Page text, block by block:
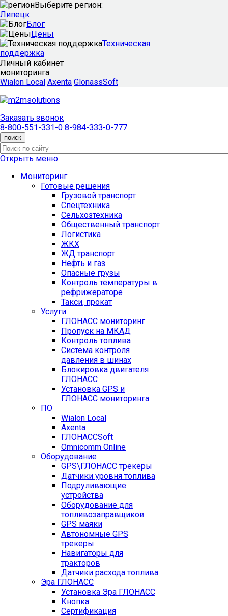
Выберите регион:
Липецк
Блог
Цены
Техническая
поддержка
Личный кабинет
мониторинга
Wialon Local Axenta GlonassSoft
Заказать звонок
8-800-551-331-0 8-984-333-0-777
поиск
Открыть меню
Мониторинг
Готовые решения
Грузовой транспорт
Спецтехника
Сельхозтехника
Общественный транспорт
Логистика
ЖКХ
ЖД транспорт
Нефть и газ
Опасные грузы
Контроль температуры в
рефрижераторе
Такси, прокат
Услуги
ГЛОНАСС мониторинг
Пропуск на МКАД
Контроль топлива
Система контроля
давления в шинах
Блокировка двигателя
ГЛОНАСС
Установка GPS и
ГЛОНАСС мониторинга
ПО
Wialon Local
Axenta
ГЛОНАССSoft
Оmnicomm Оnline
Оборудование
GPS\ГЛОНАСС трекеры
Датчики уровня топлива
Подруливающие
устройства
Оборудование для
топливозаправщиков
GPS маяки
Автономные GPS
трекеры
Навигаторы для
тракторов
Датчики расхода топлива
Эра ГЛОНАСС
Установка Эра ГЛОНАСС
Кнопка
Сертификация